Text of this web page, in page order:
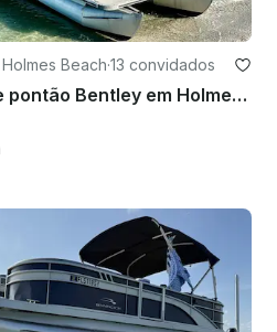
Beach·13 convidados
Aluguel de pontão Bentley em Holmes Beach, Flórida